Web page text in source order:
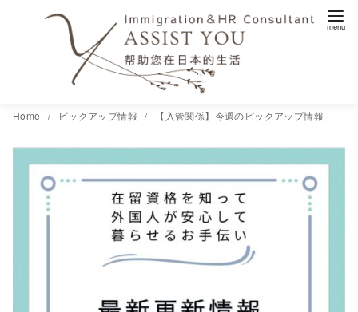
Home ピックアップ情報 【入管関係】今週のピックアップ情報